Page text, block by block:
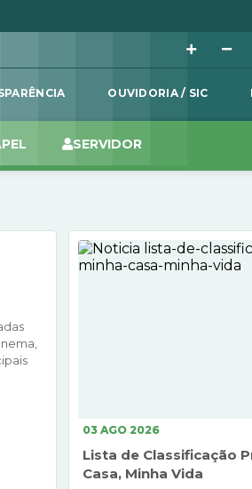
OUVIDORIA / SIC
SERVIDOR
03 AGO 2026
Lista de Classificação
Casa, Minha Vida